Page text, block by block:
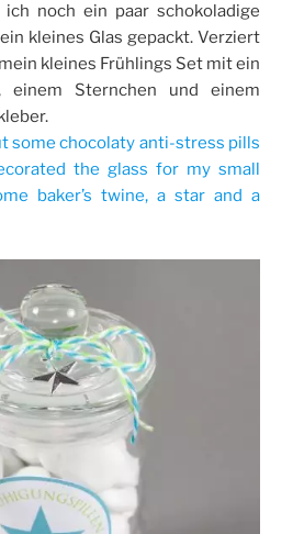
noch ein paar schokoladige
kleines Glas gepackt. Verziert
kleines Frühlings Set mit ein
einem Sternchen und einem
some chocolaty anti-stress pills
the glass for my small
baker’s twine, a star and a